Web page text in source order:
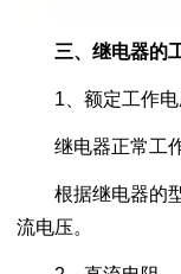
三、继电器的
1、额定工作电
继电器正常工作
根据继电器的型
流电压。